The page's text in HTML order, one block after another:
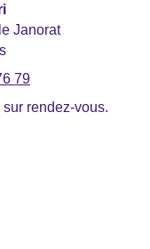
Janorat
79
rendez-vous.